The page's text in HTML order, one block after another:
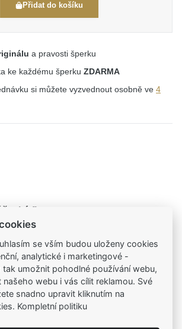
Přidat do košíku
a pravosti šperku
ke každému šperku ZDARMA
si můžete vyzvednout osobně ve 4
firma
2001 jsme součástí vašich příběhů
produktů
shopu máte výběr z tisíců šperků
vysoké kvality
se vším budou uloženy cookies
analytické i marketingové -
tak umožnit pohodlné používání webu,
webu i vás cílit reklamou. Své
snadno upravit kliknutím na
Kompletní politiku